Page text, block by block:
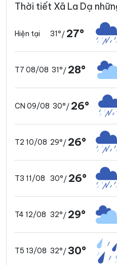
Thời tiết Xã La Dạ
Hiện tại 31°/ 27°
T7 08/08 31°/ 28°
CN 09/08 30°/ 26°
T2 10/08 29°/ 26°
T3 11/08 30°/ 26°
T4 12/08 32°/ 29°
T5 13/08 32°/ 30°